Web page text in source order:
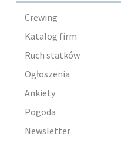
Crewing
Katalog firm
Ruch statków
Ogłoszenia
Ankiety
Pogoda
Newsletter